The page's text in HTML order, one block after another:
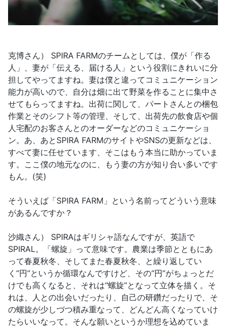
克博さん） SPIRA FARMのチームとしては、僕が「作る
人」、妻が「伝える、届ける人」という役割にきれいに分
担してやってますね。妻は僕と違ってコミュニケーション
能力が高いので、自分は畑に出て野菜を作ることに集中さ
せてもらってますね。出荷に関して、パートさんとの梱包
作業とそのシフト等の管理、そして、出荷先の飲食店や個
人宅配のお客さんとのオーダーなどのコミュニケーショ
ン。あ、あとSPIRA FARMのサイトやSNSの更新などは、
すべて妻に任せています、そこはもう本当に助かっていま
す。ここ僕の地元なのに、もう妻の方が知り合い多いです
もん。(笑)
そういえば「SPIRA FARM」という名前ってどういう意味
があるんですか？
沙織さん） SPIRAはギリシャ語なんですが、英語で
SPIRAL。「螺旋」って意味です。農業は季節とともにあ
って春夏秋冬、そしてまた春夏秋冬、と繰り返してい
く“円”というか循環なんですけど、その“円”がちょっとだ
けでも高くなると、それは“螺旋”となって立体を描く。そ
れは、人との出会いだったり、自己の研鑽だったりで、そ
の螺旋が少しづつ積み重なって、どんどん高くなっていけ
たらいいなって。そんな願いというか理想を込めていま